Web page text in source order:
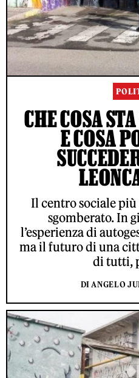
CHE COSA
E COSA
Il centro sociale più
sgomberato. In
l’esperienza di
ma il futuro di una
di tutti,
DI ANGELO